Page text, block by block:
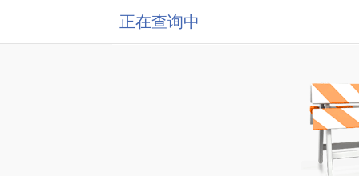
正在查询中